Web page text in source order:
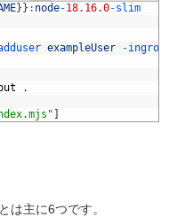
}} : node-18.16.0-slim
exampleUser -ingroup
.
]
は主に6つです。